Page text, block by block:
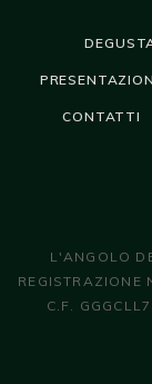
CONTATTI
L'ANGOLO
REGISTRAZIONE
C.F.